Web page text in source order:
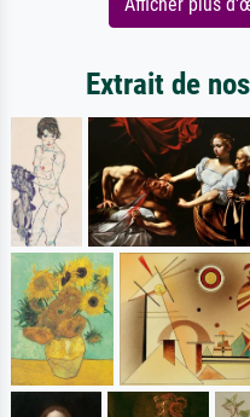
Extrait de